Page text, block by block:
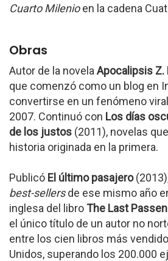
Cuarto Milenioen la cadena
Obras
Autor de la novela Apocalipsis Z.
que comenzó como un blog en
convertirse en un fenómeno
2007. Continuó con Los días
de los justos (2011), novelas
historia originada en la primera.
Publicó El último pasajero
best-sellersde ese mismo año
inglesa del libro The Last
el único título de un autor no
entre los cien libros más
Unidos, superando los 200.000